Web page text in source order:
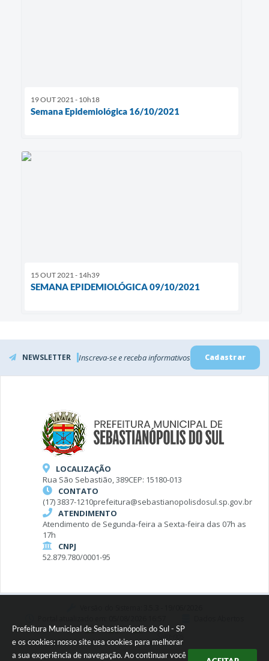
Prefeitura Municipal de Sebastianópolis do Sul - SP
e os cookies: nosso site usa cookies para melhorar
a sua experiência de navegação. Ao continuar você
19 OUT 2021 - 10h18
Semana Epidemiológica 16/10/2021
15 OUT 2021 - 14h39
SEMANA EPIDEMIOLÓGICA 09/10/2021
NEWSLETTER Inscreva-se e receba informativos Cadastrar
LOCALIZAÇÃO
Rua São Sebastião, 389CEP: 15180-013
CONTATO
(17) 3837-1210prefeitura@sebastianopolisdosul.sp.gov.br
ATENDIMENTO
Atendimento de Segunda-feira a Sexta-feira das 07h as
17h
CNPJ
52.879.780/0001-95